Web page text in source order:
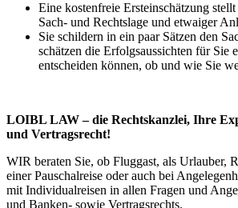
Eine kostenfreie Ersteinschätzung
Sach- und Rechtslage und etwaiger
Sie schildern in ein paar Sätzen den
schätzen die Erfolgsaussichten für Sie
entscheiden können, ob und wie Sie
LOIBL LAW – die Rechtskanzlei, Ihre
und Vertragsrecht!
WIR beraten Sie, ob Fluggast, als Urlauber,
einer Pauschalreise oder auch bei
mit Individualreisen in allen Fragen und
und Banken- sowie Vertragsrechts.